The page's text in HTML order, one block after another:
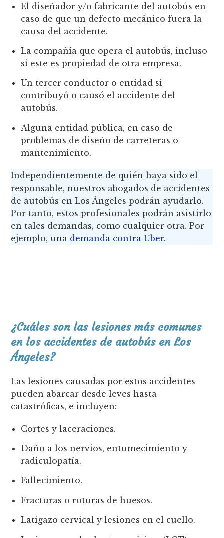
El diseñador y/o fabricante del autobús en
caso de que un defecto mecánico fuera la
causa del accidente.
La compañía que opera el autobús, incluso
si este es propiedad de otra empresa.
Un tercer conductor o entidad si
contribuyó o causó el accidente del
autobús.
Alguna entidad pública, en caso de
problemas de diseño de carreteras o
mantenimiento.
Independientemente de quién haya sido el
responsable, nuestros abogados de accidentes
de autobús en Los Ángeles podrán ayudarlo.
Por tanto, estos profesionales podrán asistirlo
en tales demandas, como cualquier otra. Por
ejemplo, una demanda contra Uber.
¿Cuáles son las lesiones más comunes
en los accidentes de autobús en Los
Ángeles?
Las lesiones causadas por estos accidentes
pueden abarcar desde leves hasta
catastróficas, e incluyen:
Cortes y laceraciones.
Daño a los nervios, entumecimiento y
radiculopatía.
Fallecimiento.
Fracturas o roturas de huesos.
Latigazo cervical y lesiones en el cuello.